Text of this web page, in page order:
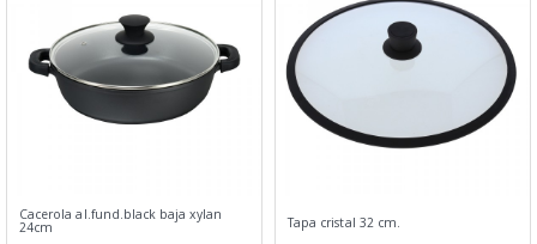
Cacerola al.fund.black baja xylan
24cm Tapa cristal 32 cm.